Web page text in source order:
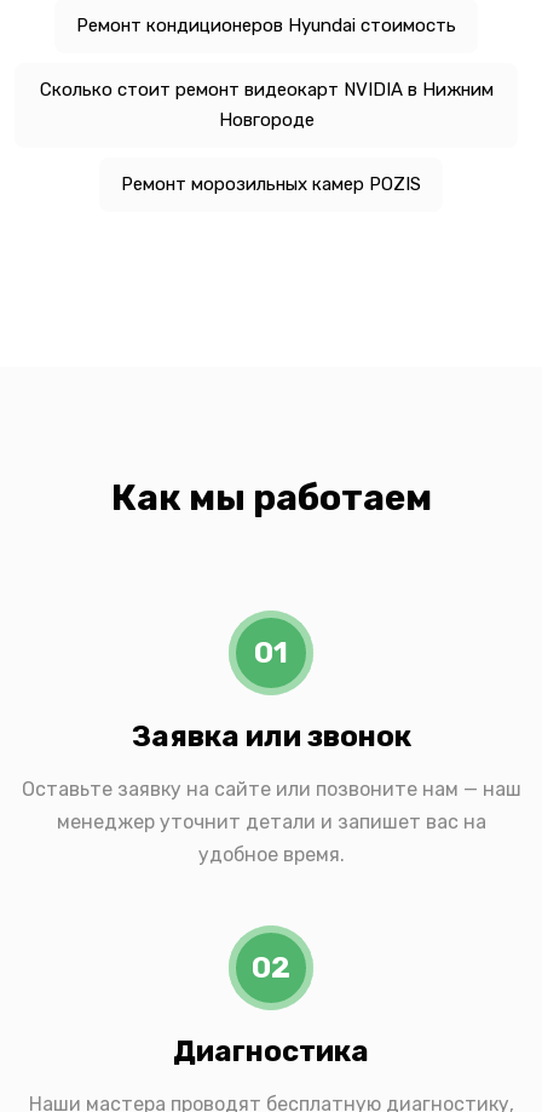
Ремонт кондиционеров Hyundai стоимость
Сколько стоит ремонт видеокарт NVIDIA в Нижним
Новгороде
Ремонт морозильных камер POZIS
Как мы работаем
01
Заявка или звонок
Оставьте заявку на сайте или позвоните нам — наш
менеджер уточнит детали и запишет вас на
удобное время.
02
Диагностика
Наши мастера проводят бесплатную диагностику,